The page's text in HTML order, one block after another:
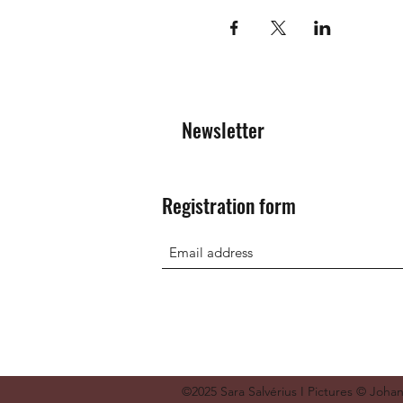
Newsletter
Registration form
©2025 Sara Salvérius I Pictures ©